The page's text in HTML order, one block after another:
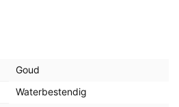
Goud
Waterbestendig